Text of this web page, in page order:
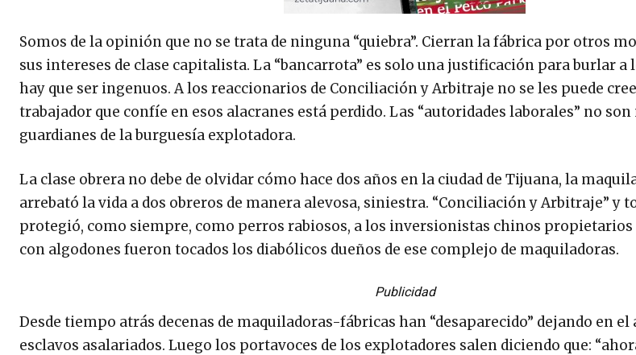
Somos de la opinión que no se trata de ninguna “quiebra”. Cierran la fábrica por otros
sus intereses de clase capitalista. La “bancarrota” es solo una justificación para burlar a
hay que ser ingenuos. A los reaccionarios de Conciliación y Arbitraje no se les puede
trabajador que confíe en esos alacranes está perdido. Las “autoridades laborales” no
guardianes de la burguesía explotadora.
La clase obrera no debe de olvidar cómo hace dos años en la ciudad de Tijuana, la
arrebató la vida a dos obreros de manera alevosa, siniestra. “Conciliación y Arbitraje” y
protegió, como siempre, como perros rabiosos, a los inversionistas chinos propietarios
con algodones fueron tocados los diabólicos dueños de ese complejo de maquiladoras.
Publicidad
Desde tiempo atrás decenas de maquiladoras-fábricas han “desaparecido” dejando en el
esclavos asalariados. Luego los portavoces de los explotadores salen diciendo que: